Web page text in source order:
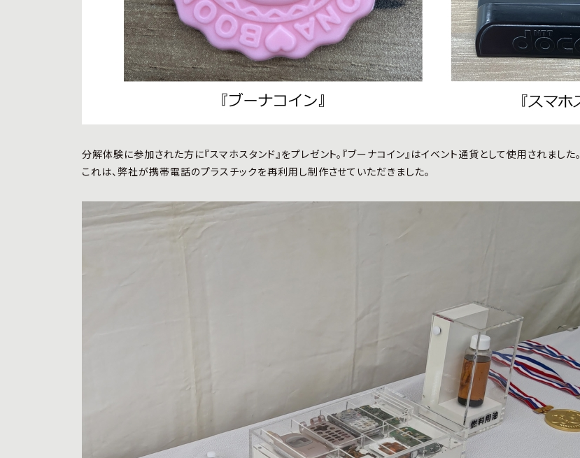
分解体験に参加された方に『スマホスタンド』をプレゼント。『ブーナコイン』はイベント通貨として使用されました。
これは、弊社が携帯電話のプラスチックを再利用し制作させていただきました。